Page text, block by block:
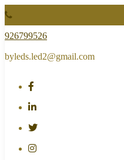
Skip
to
content
926799526
byleds.led2@gmail.com